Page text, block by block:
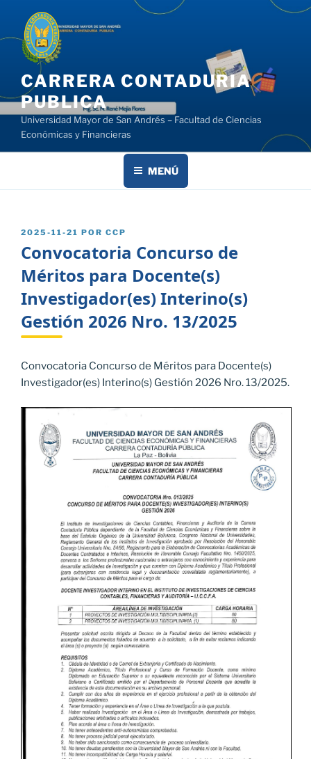
contenido
CARRERA CONTADURIA
PUBLICA
Universidad Mayor de San Andrés – Facultad de Ciencias
Económicas y Financieras
MENÚ
PUBLICADO
2025-11-21 POR CCP
Convocatoria Concurso de
Méritos para Docente(s)
Investigador(es) Interino(s)
Gestión 2026 Nro. 13/2025
Convocatoria Concurso de Méritos para Docente(s)
Investigador(es) Interino(s) Gestión 2026 Nro. 13/2025.